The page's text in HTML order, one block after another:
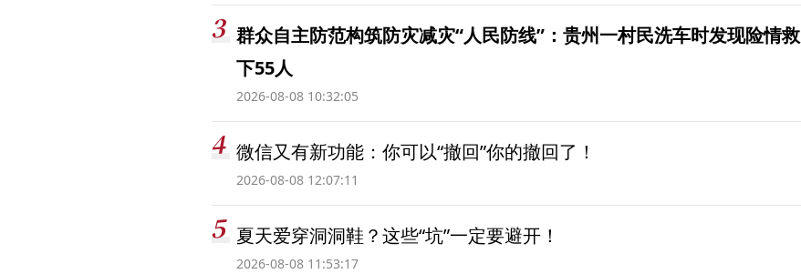
群众自主防范构筑防灾减灾“人民防线”：贵州一村民洗车时发现险情救
下55人
2026-08-08 10:32:05
微信又有新功能：你可以“撤回”你的撤回了！
2026-08-08 12:07:11
夏天爱穿洞洞鞋？这些“坑”一定要避开！
2026-08-08 11:53:17